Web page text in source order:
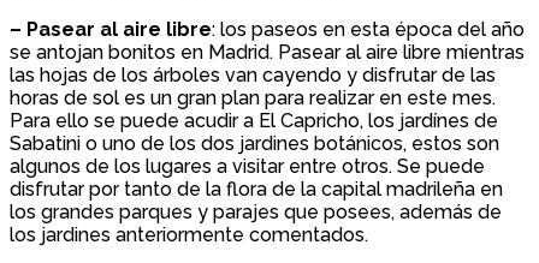
– Pasear al aire libre: los paseos en esta época del año
se antojan bonitos en Madrid. Pasear al aire libre mientras
las hojas de los árboles van cayendo y disfrutar de las
horas de sol es un gran plan para realizar en este mes.
Para ello se puede acudir a El Capricho, los jardínes de
Sabatini o uno de los dos jardines botánicos, estos son
algunos de los lugares a visitar entre otros. Se puede
disfrutar por tanto de la flora de la capital madrileña en
los grandes parques y parajes que posees, además de
los jardines anteriormente comentados.